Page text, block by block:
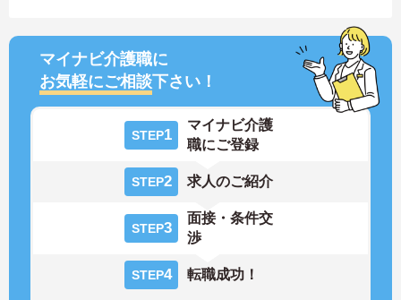
マイナビ介護職に
お気軽にご相談下さい！
STEP1
マイナビ介護
職にご登録
STEP2 求人のご紹介
STEP3
面接・条件交
渉
STEP4 転職成功！